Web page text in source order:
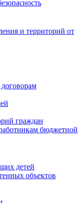
и территорий от
граждан
бюджетной
детей
объектов